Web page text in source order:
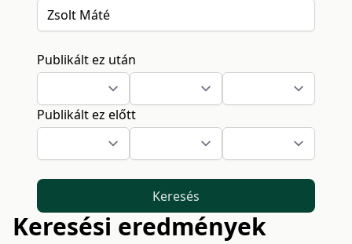
Publikált ez után
Publikált ez előtt
Keresés
Keresési eredmények